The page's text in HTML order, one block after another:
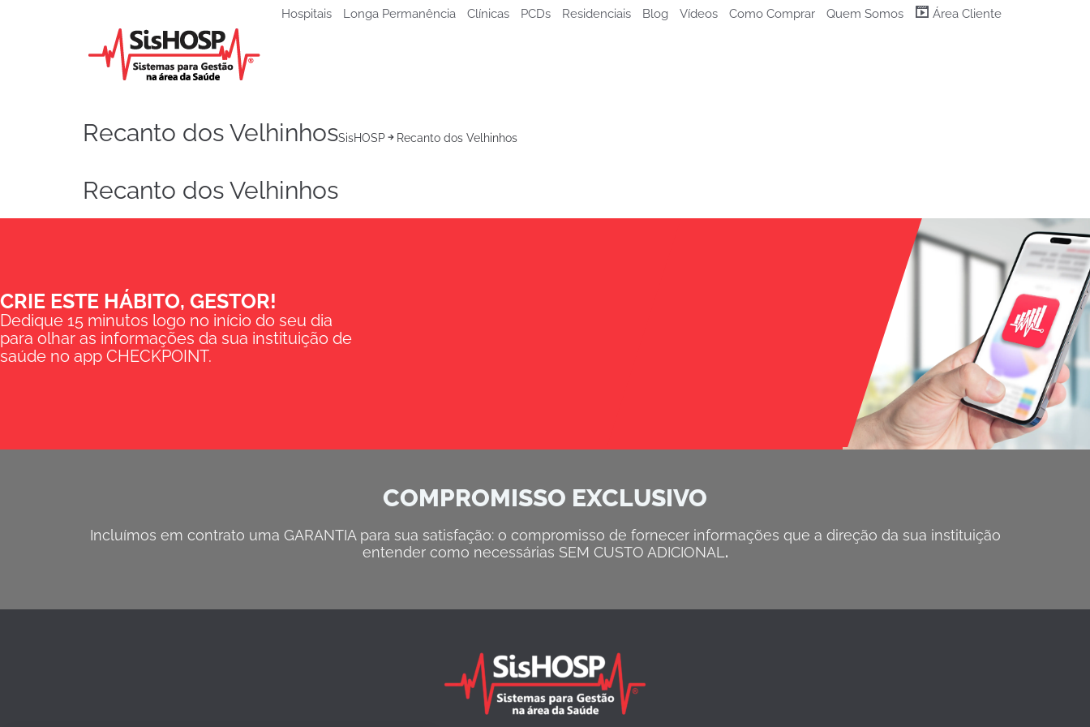
Hospitais Longa Permanência Clínicas PCDs Residenciais Blog Vídeos Como Comprar Quem Somos Área Cliente
Recanto dos VelhinhosSisHOSP Recanto dos Velhinhos
Recanto dos Velhinhos
CRIE ESTE HÁBITO, GESTOR!
Dedique 15 minutos logo no início do seu dia
para olhar as informações da sua instituição de
saúde no app CHECKPOINT.
COMPROMISSO EXCLUSIVO
Incluímos em contrato uma GARANTIA para sua satisfação: o compromisso de fornecer informações que a direção da sua instituição
entender como necessárias SEM CUSTO ADICIONAL.